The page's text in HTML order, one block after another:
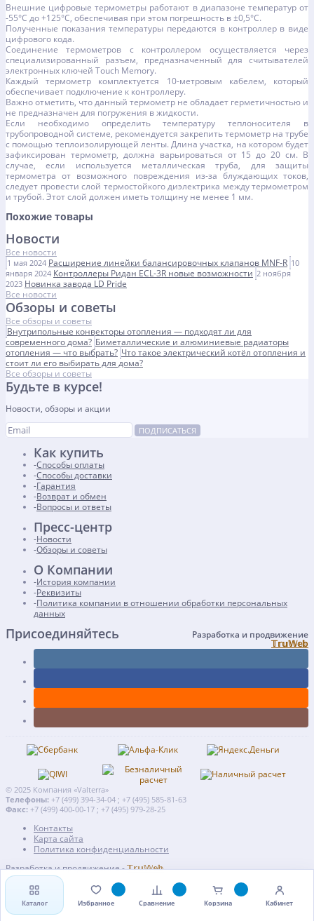
Внешние цифровые термометры работают в диапазоне температур от
-55°С до +125°С, обеспечивая при этом погрешность в ±0,5°С.
Полученные показания температуры передаются в контроллер в виде
цифрового кода.
Соединение термометров с контроллером осуществляется через
специализированный разъем, предназначенный для считывателей
электронных ключей Touch Memory.
Каждый термометр комплектуется 10-метровым кабелем, который
обеспечивает подключение к контроллеру.
Важно отметить, что данный термометр не обладает герметичностью и
не предназначен для погружения в жидкости.
Если необходимо определить температуру теплоносителя в
трубопроводной системе, рекомендуется закрепить термометр на трубе
с помощью теплоизолирующей ленты. Длина участка, на котором будет
зафиксирован термометр, должна варьироваться от 15 до 20 см. В
случае, если используется металлическая труба, для защиты
термометра от возможного повреждения из-за блуждающих токов,
следует провести слой термостойкого диэлектрика между термометром
и трубой. Этот слой должен иметь толщину не менее 1 мм.
Похожие товары
Новости
Все новости
1 мая 2024 Расширение линейки балансировочных клапанов MNF-R 10
января 2024 Контроллеры Ридан ECL-3R новые возможности 2 ноября
2023 Новинка завода LD Pride
Все новости
Обзоры и советы
Все обзоры и советы
Внутрипольные конвекторы отопления — подходят ли для
современного дома? Биметаллические и алюминиевые радиаторы
отопления — что выбрать? Что такое электрический котёл отопления и
стоит ли его выбирать для дома?
Все обзоры и советы
Будьте в курсе!
Новости, обзоры и акции
ПОДПИСАТЬСЯ
Как купить
Способы оплаты
Способы доставки
Гарантия
Возврат и обмен
Вопросы и ответы
Пресс-центр
Новости
Обзоры и советы
О Компании
История компании
Реквизиты
Политика компании в отношении обработки персональных
данных
Присоединяйтесь Разработка и продвижение
𝕋𝕣𝕦𝕎𝕖𝕓
© 2025 Компания «Valterra»
Телефоны: +7 (499) 394-34-04 ; +7 (495) 585-81-63
Факс: +7 (499) 400-00-17 ; +7 (495) 979-28-25
Контакты
Карта сайта
Политика конфиденциальности
Разработка и продвижение -𝕋𝕣𝕦𝕎𝕖𝕓
Каталог Избранное Сравнение Корзина Кабинет